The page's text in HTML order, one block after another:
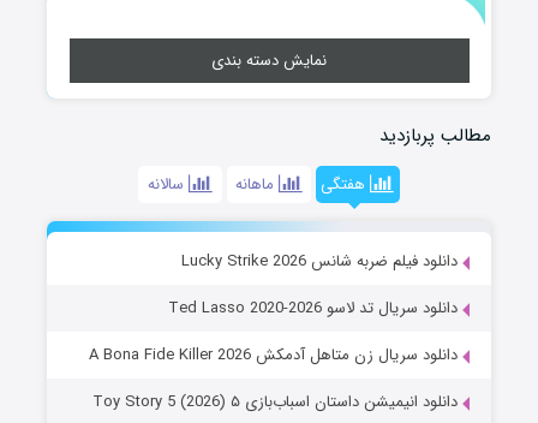
نمایش دسته بندی
مطالب پربازدید
هفتگی ماهانه سالانه
دانلود فیلم ضربه شانس Lucky Strike 2026
دانلود سریال تد لاسو Ted Lasso 2020-2026
دانلود سریال زن متاهل آدمکش A Bona Fide Killer 2026
دانلود انیمیشن داستان اسباب‌بازی ۵ Toy Story 5 (2026)